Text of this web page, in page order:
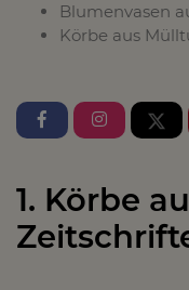
Blumenvasen
Körbe aus
1. Körbe